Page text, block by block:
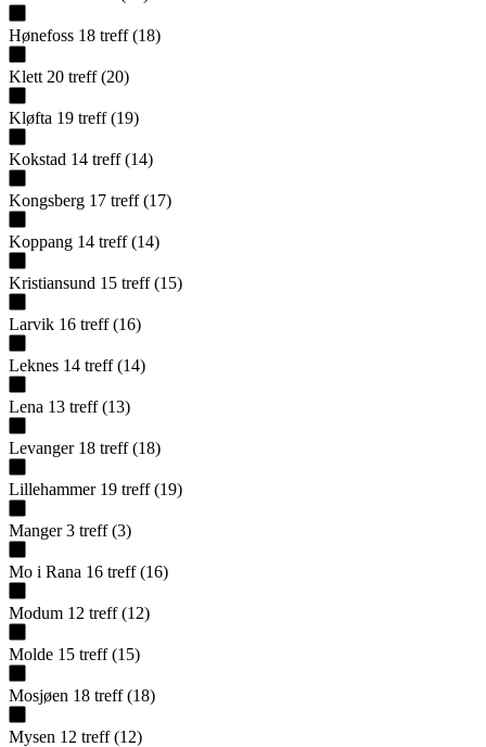
Hønefoss 18 treff (18)
Klett 20 treff (20)
Kløfta 19 treff (19)
Kokstad 14 treff (14)
Kongsberg 17 treff (17)
Koppang 14 treff (14)
Kristiansund 15 treff (15)
Larvik 16 treff (16)
Leknes 14 treff (14)
Lena 13 treff (13)
Levanger 18 treff (18)
Lillehammer 19 treff (19)
Manger 3 treff (3)
Mo i Rana 16 treff (16)
Modum 12 treff (12)
Molde 15 treff (15)
Mosjøen 18 treff (18)
Mysen 12 treff (12)